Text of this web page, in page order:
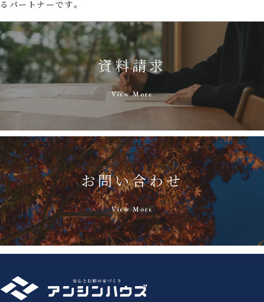
るパートナーです。
資料請求
View More
お問い合わせ
View More